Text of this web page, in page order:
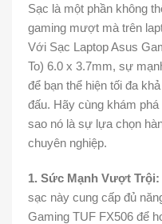
Sạc là một phần không
gaming mượt mà trên
Với Sạc Laptop Asus
To) 6.0 x 3.7mm, sự
để bạn thể hiện tối đa
đấu. Hãy cùng khám
sao nó là sự lựa chọn
chuyên nghiệp.
1. Sức Mạnh Vượt Trội:
sạc này cung cấp đủ
Gaming TUF FX506 để